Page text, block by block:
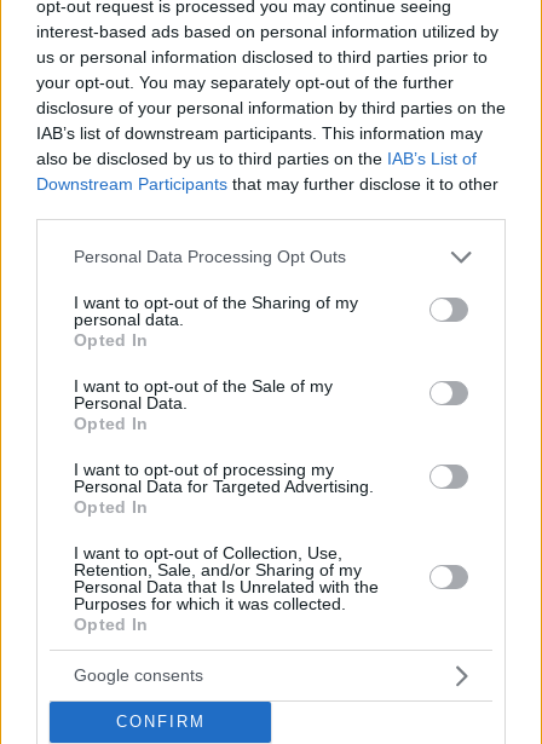
opt-out request is processed you may continue seeing
interest-based ads based on personal information utilized by
us or personal information disclosed to third parties prior to
your opt-out. You may separately opt-out of the further
disclosure of your personal information by third parties on the
IAB’s list of downstream participants. This information may
also be disclosed by us to third parties on the IAB’s List of
Downstream Participants that may further disclose it to other
Please note that this website/app uses one or more Google
not limited to your visit or usage behaviour. You may click to
grant or deny consent to Google and its third-party tags to
use your data for below specified purposes in below Google
consent section.
Personal Data Processing Opt Outs
I want to opt-out of the Sharing of my
personal data.
Opted In
I want to opt-out of the Sale of my
Personal Data.
Opted In
I want to opt-out of processing my
Personal Data for Targeted Advertising.
Opted In
I want to opt-out of Collection, Use,
Retention, Sale, and/or Sharing of my
Personal Data that Is Unrelated with the
Purposes for which it was collected.
Opted In
Google consents
CONFIRM
Hirdetés